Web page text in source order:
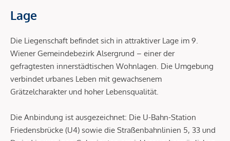
Lage
Die Liegenschaft befindet sich in attraktiver Lage im 9.
Wiener Gemeindebezirk Alsergrund – einer der
gefragtesten innerstädtischen Wohnlagen. Die Umgebung
verbindet urbanes Leben mit gewachsenem
Grätzelcharakter und hoher Lebensqualität.
Die Anbindung ist ausgezeichnet: Die U-Bahn-Station
Friedensbrücke (U4) sowie die Straßenbahnlinien 5, 33 und